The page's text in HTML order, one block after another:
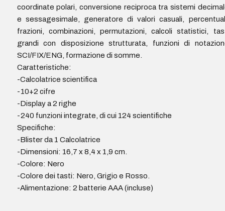
coordinate polari, conversione reciproca tra sistemi
e sessagesimale, generatore di valori casuali,
frazioni, combinazioni, permutazioni, calcoli statistici,
grandi con disposizione strutturata, funzioni di
SCI/FIX/ENG, formazione di somme.
Caratteristiche:
-Calcolatrice scientifica
-10+2 cifre
-Display a 2 righe
-240 funzioni integrate, di cui 124 scientifiche
Specifiche:
-Blister da 1 Calcolatrice
-Dimensioni: 16,7 x 8,4 x 1,9 cm.
-Colore: Nero
-Colore dei tasti: Nero, Grigio e Rosso.
-Alimentazione: 2 batterie AAA (incluse)